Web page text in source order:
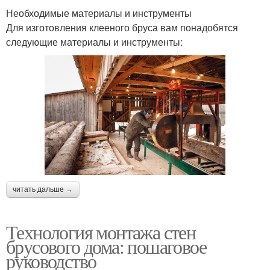
Необходимые материалы и инструменты
Для изготовления клееного бруса вам понадобятся
следующие материалы и инструменты:
читать дальше →
Технология монтажа стен
брусового дома: пошаговое
руководство